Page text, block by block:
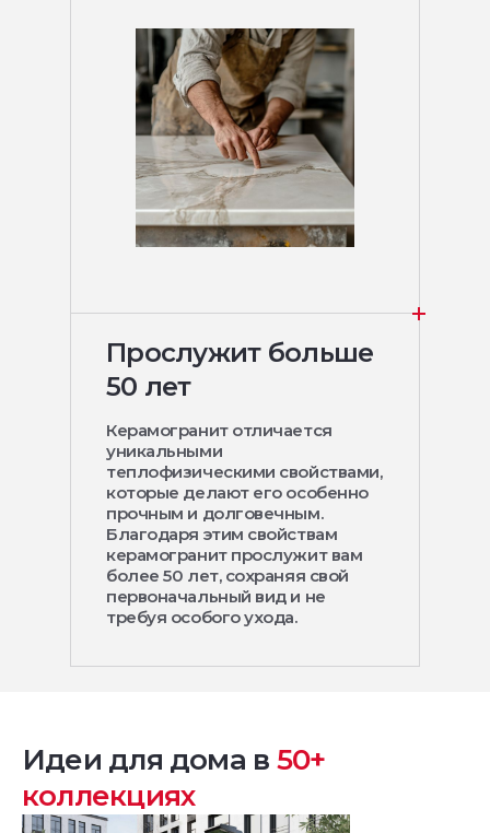
Прослужит больше
50 лет
Керамогранит отличается
уникальными
теплофизическими свойствами,
которые делают его особенно
прочным и долговечным.
Благодаря этим свойствам
керамогранит прослужит вам
более 50 лет, сохраняя свой
первоначальный вид и не
требуя особого ухода.
Идеи для дома в 50+
коллекциях